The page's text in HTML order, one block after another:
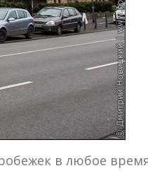
в любое